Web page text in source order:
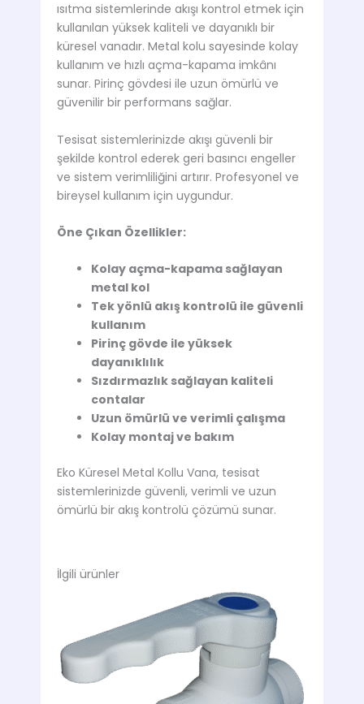
ısıtma sistemlerinde akışı kontrol etmek için
kullanılan yüksek kaliteli ve dayanıklı bir
küresel vanadır. Metal kolu sayesinde kolay
kullanım ve hızlı açma-kapama imkânı
sunar. Pirinç gövdesi ile uzun ömürlü ve
güvenilir bir performans sağlar.
Tesisat sistemlerinizde akışı güvenli bir
şekilde kontrol ederek geri basıncı engeller
ve sistem verimliliğini artırır. Profesyonel ve
bireysel kullanım için uygundur.
Öne Çıkan Özellikler:
Kolay açma-kapama sağlayan
metal kol
Tek yönlü akış kontrolü ile güvenli
kullanım
Pirinç gövde ile yüksek
dayanıklılık
Sızdırmazlık sağlayan kaliteli
contalar
Uzun ömürlü ve verimli çalışma
Kolay montaj ve bakım
Eko Küresel Metal Kollu Vana, tesisat
sistemlerinizde güvenli, verimli ve uzun
ömürlü bir akış kontrolü çözümü sunar.
İlgili ürünler